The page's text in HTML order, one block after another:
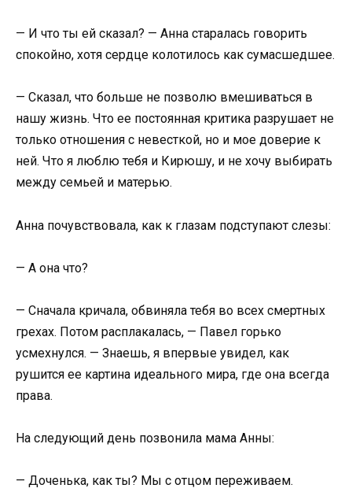
— И что ты ей сказал? — Анна старалась говорить
спокойно, хотя сердце колотилось как сумасшедшее.
— Сказал, что больше не позволю вмешиваться в
нашу жизнь. Что ее постоянная критика разрушает не
только отношения с невесткой, но и мое доверие к
ней. Что я люблю тебя и Кирюшу, и не хочу выбирать
между семьей и матерью.
Анна почувствовала, как к глазам подступают слезы:
— А она что?
— Сначала кричала, обвиняла тебя во всех смертных
грехах. Потом расплакалась, — Павел горько
усмехнулся. — Знаешь, я впервые увидел, как
рушится ее картина идеального мира, где она всегда
права.
На следующий день позвонила мама Анны:
— Доченька, как ты? Мы с отцом переживаем.